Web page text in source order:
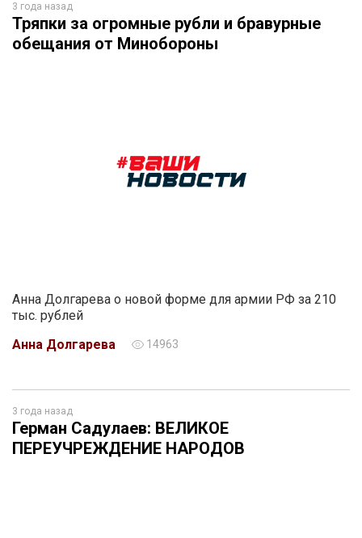
3 года назад
Тряпки за огромные рубли и бравурные
обещания от Минобороны
Анна Долгарева о новой форме для армии РФ за 210
тыс. рублей
Анна Долгарева
14963
3 года назад
Герман Садулаев: ВЕЛИКОЕ
ПЕРЕУЧРЕЖДЕНИЕ НАРОДОВ